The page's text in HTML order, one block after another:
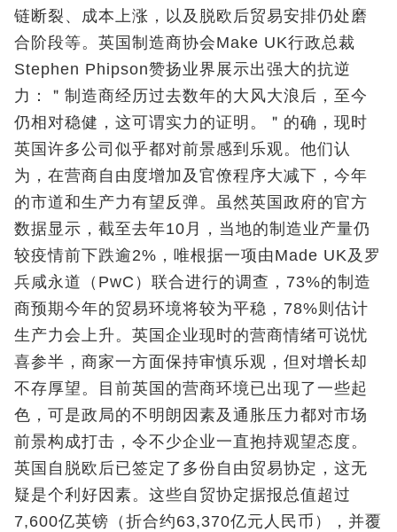
链断裂、成本上涨，以及脱欧后贸易安排仍处磨
合阶段等。英国制造商协会Make UK行政总裁
Stephen Phipson赞扬业界展示出强大的抗逆
力：＂制造商经历过去数年的大风大浪后，至今
仍相对稳健，这可谓实力的证明。＂的确，现时
英国许多公司似乎都对前景感到乐观。他们认
为，在营商自由度增加及官僚程序大减下，今年
的市道和生产力有望反弹。虽然英国政府的官方
数据显示，截至去年10月，当地的制造业产量仍
较疫情前下跌逾2%，唯根据一项由Made UK及罗
兵咸永道（PwC）联合进行的调查，73%的制造
商预期今年的贸易环境将较为平稳，78%则估计
生产力会上升。英国企业现时的营商情绪可说忧
喜参半，商家一方面保持审慎乐观，但对增长却
不存厚望。目前英国的营商环境已出现了一些起
色，可是政局的不明朗因素及通胀压力都对市场
前景构成打击，令不少企业一直抱持观望态度。
英国自脱欧后已签定了多份自由贸易协定，这无
疑是个利好因素。这些自贸协定据报总值超过
7,600亿英镑（折合约63,370亿元人民币），并覆